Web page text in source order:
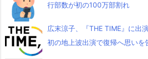
行部数が初の100万部割れ
広末涼子、『THE TIME』に出
初の地上波出演で復帰へ思いを